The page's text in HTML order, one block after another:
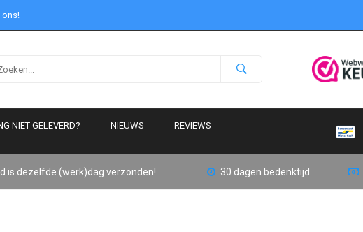
ons!
NIET GELEVERD? NIEUWS REVIEWS
is dezelfde (werk)dag verzonden! 30 dagen bedenktijd